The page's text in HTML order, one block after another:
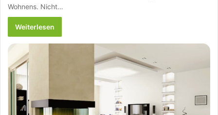
Wohnens. Nicht…
Weiterlesen